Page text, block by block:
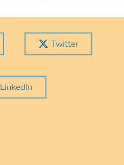
Twitter
LinkedIn